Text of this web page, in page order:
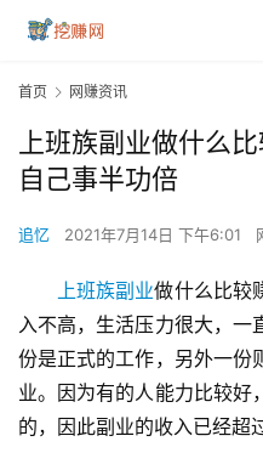
首页 网赚资讯
上班族副业做什么
自己事半功倍
追忆 2021年7月14日 下午6:01
上班族副业做什么比较
入不高，生活压力很大，一
份是正式的工作，另外一份
业。因为有的人能力比较好
的，因此副业的收入已经超